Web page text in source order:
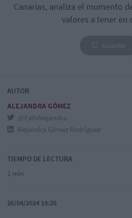
Canarias, analiza el momento
valores a tener en
AUTOR
ALEJANDRA GÓMEZ
@EsthAlejandra
Alejandra Gómez Rodríguez
TIEMPO DE LECTURA
1 min
26/04/2024 19:20